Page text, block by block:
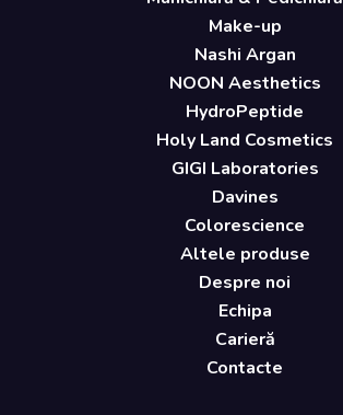
Make-up
Nashi Argan
NOON Aesthetics
HydroPeptide
Holy Land Cosmetics
GIGI Laboratories
Davines
Colorescience
Altele produse
Despre noi
Echipa
Carieră
Contacte